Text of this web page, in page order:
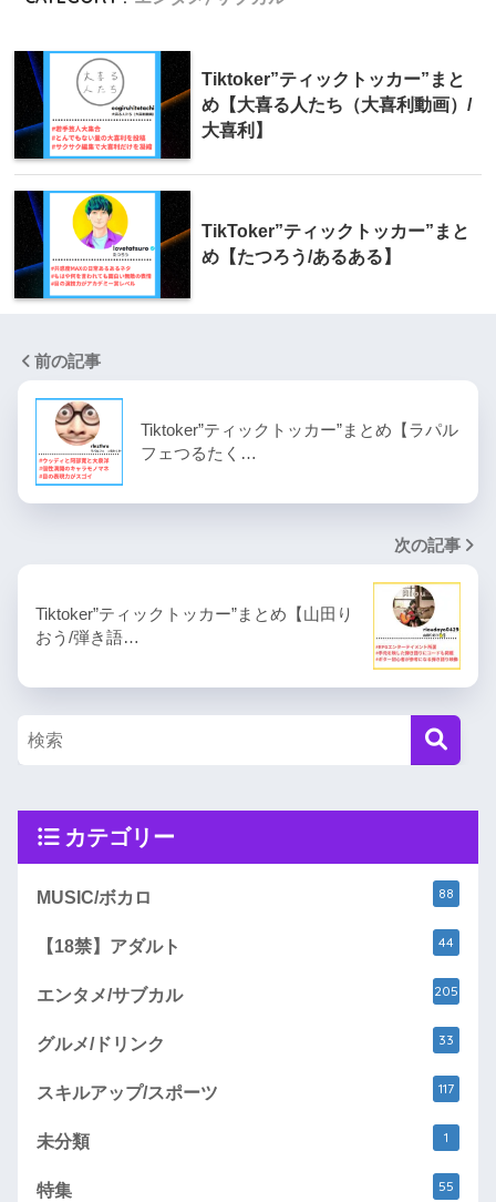
Tiktoker”ティックトッカー”まと
め【大喜る人たち（大喜利動画）/
大喜利】
TikToker”ティックトッカー”まと
め【たつろう/あるある】
前の記事
Tiktoker”ティックトッカー”まとめ【ラパル
フェつるたく…
次の記事
Tiktoker”ティックトッカー”まとめ【山田り
おう/弾き語…
カテゴリー
MUSIC/ボカロ 88
【18禁】アダルト 44
エンタメ/サブカル 205
グルメ/ドリンク 33
スキルアップ/スポーツ 117
未分類 1
特集 55